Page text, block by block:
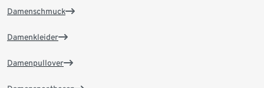
Damenschmuck
Damenkleider
Damenpullover